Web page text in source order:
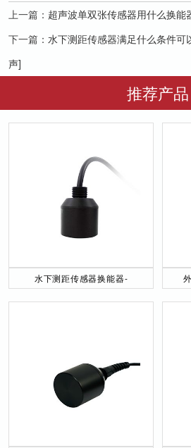
上一篇： 超声波单双张传感器用什么换能
下一篇： 水下测距传感器满足什么条件可
声]
推荐产品
水下测距传感器换能器-